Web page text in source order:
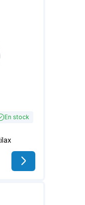
En stock